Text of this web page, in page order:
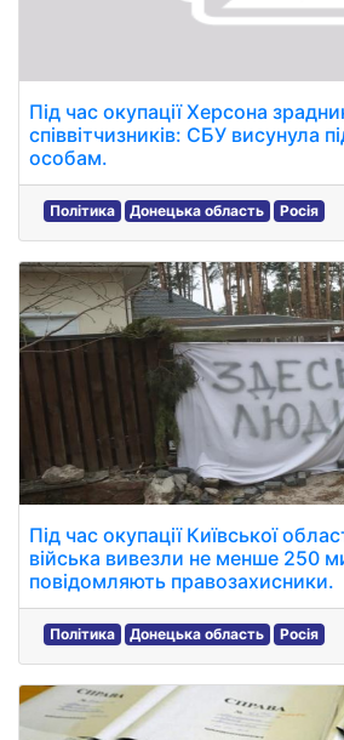
Під час окупації Херсона
співвітчизників: СБУ висунула
особам.
Політика Донецька область Росія
Під час окупації Київської
війська вивезли не менше 250
повідомляють правозахисники.
Політика Донецька область Росія